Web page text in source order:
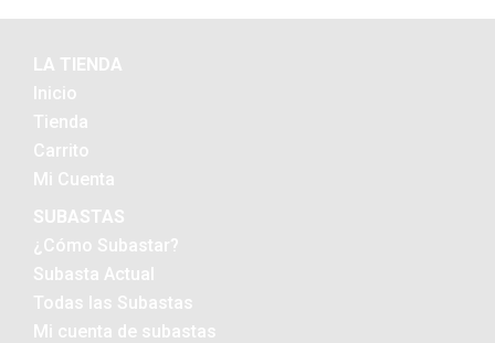
LA TIENDA
Inicio
Tienda
Carrito
Mi Cuenta
SUBASTAS
¿Cómo Subastar?
Subasta Actual
Todas las Subastas
Mi cuenta de subastas